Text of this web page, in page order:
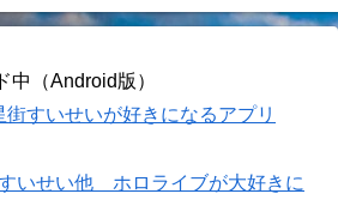
中（Android版）
すいせいが好きになるアプリ
いせい他 ホロライブが大好きに